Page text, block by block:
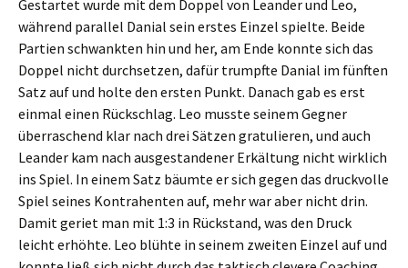
Gestartet wurde mit dem Doppel von Leander und Leo,
während parallel Danial sein erstes Einzel spielte. Beide
Partien schwankten hin und her, am Ende konnte sich das
Doppel nicht durchsetzen, dafür trumpfte Danial im fünften
Satz auf und holte den ersten Punkt. Danach gab es erst
einmal einen Rückschlag. Leo musste seinem Gegner
überraschend klar nach drei Sätzen gratulieren, und auch
Leander kam nach ausgestandener Erkältung nicht wirklich
ins Spiel. In einem Satz bäumte er sich gegen das druckvolle
Spiel seines Kontrahenten auf, mehr war aber nicht drin.
Damit geriet man mit 1:3 in Rückstand, was den Druck
leicht erhöhte. Leo blühte in seinem zweiten Einzel auf und